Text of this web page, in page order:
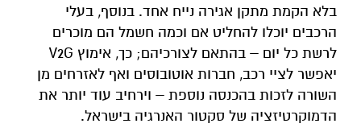
בלא הקמת מתקן אגירה נייח אחד. בנוסף, בעלי
הרכבים יוכלו להחליט אם וכמה חשמל הם מוכרים
לרשת כל יום – בהתאם לצורכיהם; כך, אימוץ V2G
יאפשר לציי רכב, חברות אוטובוסים ואף לאזרחים מן
השורה לזכות בהכנסה נוספת – וירחיב עוד יותר את
הדמוקרטיזציה של סקטור האנרגיה בישראל.